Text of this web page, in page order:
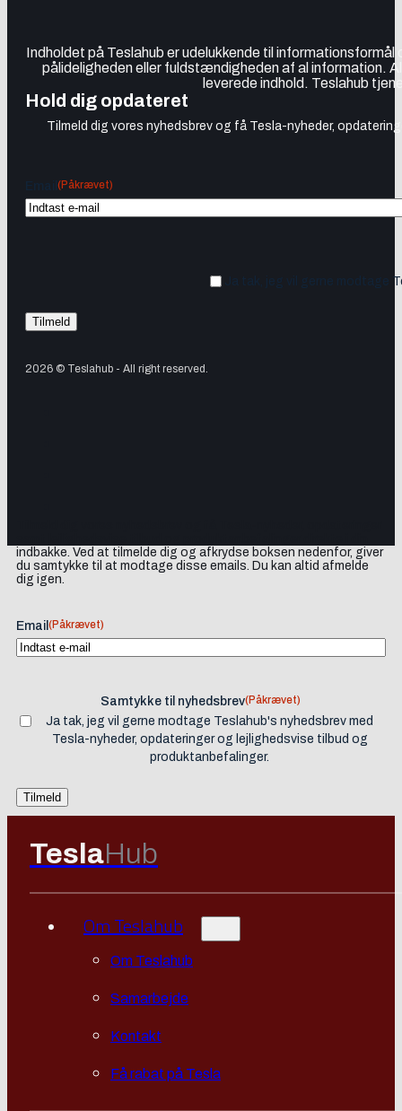
Indholdet på Teslahub er udelukkende til
pålideligheden eller fuldstændigheden af al information.
leverede indhold. Teslahub
Hold dig opdateret
Tilmeld dig vores nyhedsbrev og få Tesla-nyheder,
(Påkrævet)
Ja tak, jeg vil gerne modtage
2026 © Teslahub - All right reserved.
indbakke. Ved at tilmelde dig og afkrydse boksen nedenfor, giver
du samtykke til at modtage disse emails. Du kan altid afmelde
dig igen.
Email (Påkrævet)
Samtykke til nyhedsbrev(Påkrævet)
Ja tak, jeg vil gerne modtage Teslahub's nyhedsbrev med
Tesla-nyheder, opdateringer og lejlighedsvise tilbud og
produktanbefalinger.
TeslaHub
Om Teslahub
Om Teslahub
Samarbejde
Kontakt
Få rabat på Tesla